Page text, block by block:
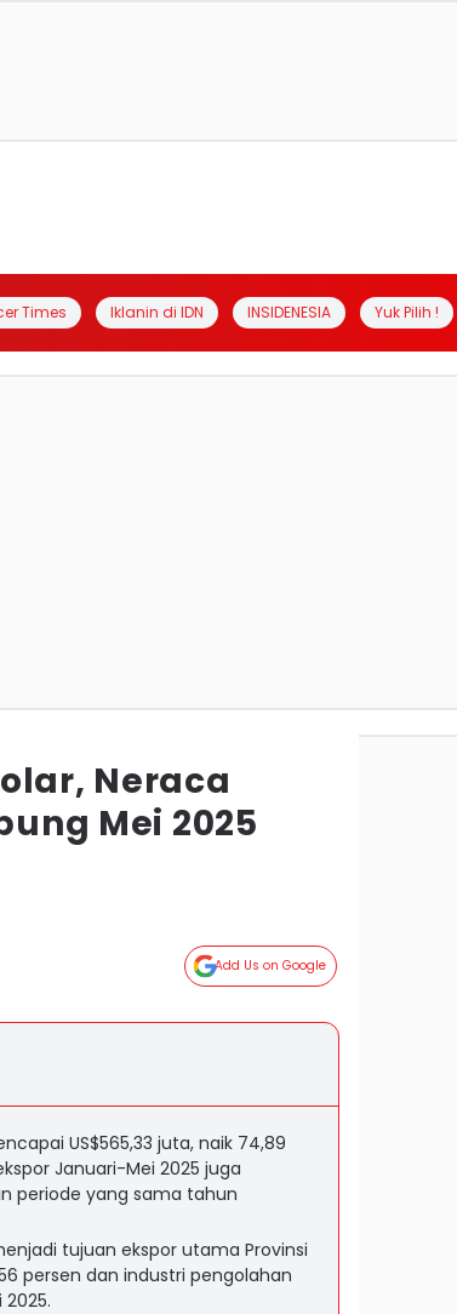
Times Iklanin di IDN INSIDENESIA Yuk Pilih !
Neraca
Mei 2025
Add Us on Google
US$565,33 juta, naik 74,89
Januari-Mei 2025 juga
periode yang sama tahun
tujuan ekspor utama Provinsi
persen dan industri pengolahan